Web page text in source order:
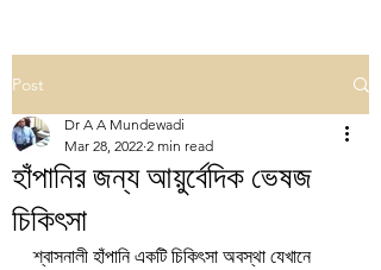
Post
হাঁপানির জন্য আয়ুর্বেদিক ভেষজ
চিকিৎসা
Dr A A Mundewadi
Mar 28, 2022 2 min read
শ্বাসনালী হাঁপানি একটি চিকিৎসা অবস্থা যেখানে